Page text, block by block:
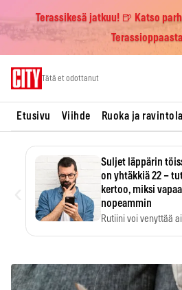
Terassikesä jatkuu! 🍺 Katso
Tätä et odottanut
Etusivu Viihde Ruoka ja
Suljet läppärin
on yhtäkkiä 22 –
kertoo, miksi
nopeammin
Rutiini voi venyttää